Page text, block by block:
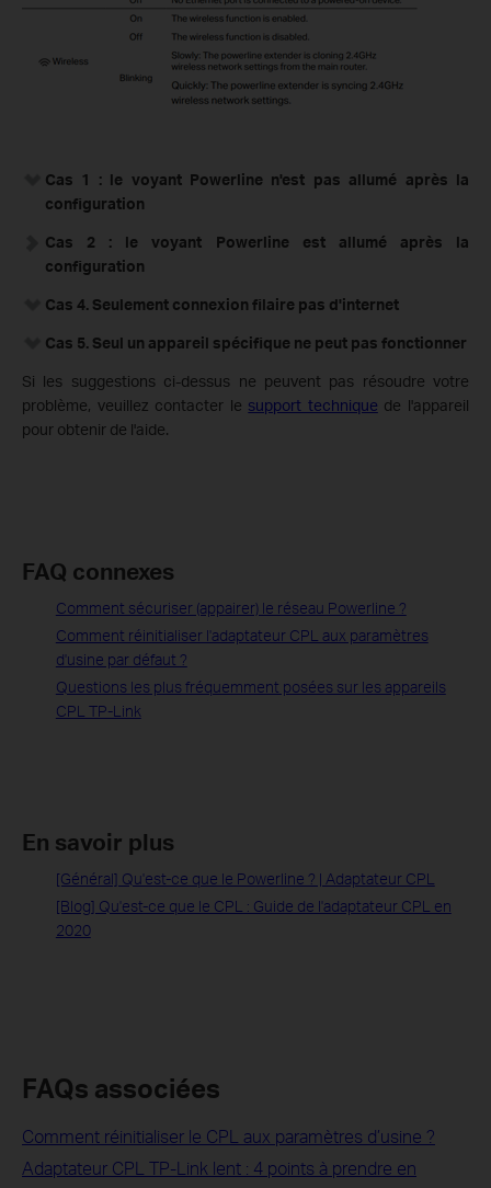
Cas 1 : le voyant Powerline n'est pas allumé après la
configuration
Cas 2 : le voyant Powerline est allumé après la
configuration
Cas 4. Seulement connexion filaire pas d'internet
Cas 5. Seul un appareil spécifique ne peut pas fonctionner
Si les suggestions ci-dessus ne peuvent pas résoudre votre
problème, veuillez contacter le support technique de l'appareil
pour obtenir de l'aide.
FAQ connexes
Comment sécuriser (appairer) le réseau Powerline ?
Comment réinitialiser l'adaptateur CPL aux paramètres
d'usine par défaut ?
Questions les plus fréquemment posées sur les appareils
CPL TP-Link
En savoir plus
[Général] Qu'est-ce que le Powerline ? | Adaptateur CPL
[Blog] Qu'est-ce que le CPL : Guide de l'adaptateur CPL en
2020
FAQs associées
Comment réinitialiser le CPL aux paramètres d’usine ?
Adaptateur CPL TP-Link lent : 4 points à prendre en